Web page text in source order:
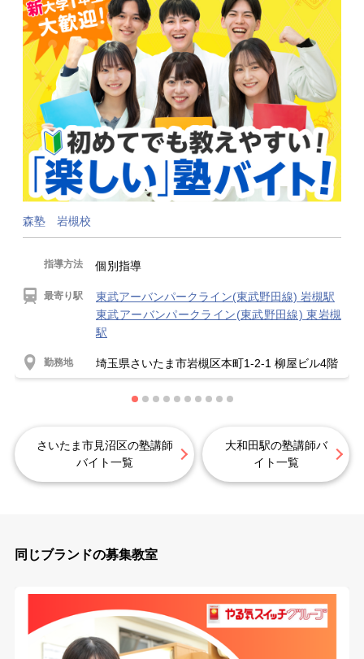
森塾 岩槻校
指導方法 個別指導
最寄り駅
東武アーバンパークライン(東武野田線) 岩槻駅
東武アーバンパークライン(東武野田線) 東岩槻
駅
勤務地 埼玉県さいたま市岩槻区本町1-2-1 柳屋ビル4階
さいたま市見沼区の塾講師
バイト一覧
大和田駅の塾講師バ
イト一覧
同じブランドの募集教室